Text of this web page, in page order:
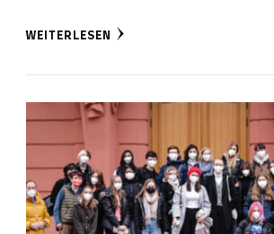
WEITERLESEN